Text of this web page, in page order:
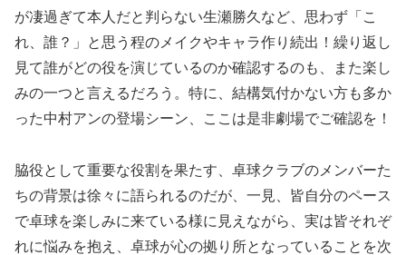
が凄過ぎて本人だと判らない生瀬勝久など、思わず「こ
れ、誰？」と思う程のメイクやキャラ作り続出！繰り返し
見て誰がどの役を演じているのか確認するのも、また楽し
みの一つと言えるだろう。特に、結構気付かない方も多か
った中村アンの登場シーン、ここは是非劇場でご確認を！
脇役として重要な役割を果たす、卓球クラブのメンバーた
ちの背景は徐々に語られるのだが、一見、皆自分のペース
で卓球を楽しみに来ている様に見えながら、実は皆それぞ
れに悩みを抱え、卓球が心の拠り所となっていることを次